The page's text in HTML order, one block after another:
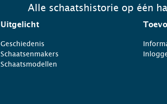
Alle schaatshistorie op één
Uitgelicht
Geschiedenis
Schaatsenmakers
Schaatsmodellen